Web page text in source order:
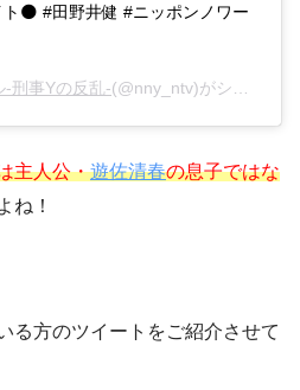
🌑 #田野井健 #ニッポンノワー
-刑事Yの反乱-(@nny_ntv)がシェアした投稿 –
主人公・遊佐清春の息子ではな
ね！
る方のツイートをご紹介させて